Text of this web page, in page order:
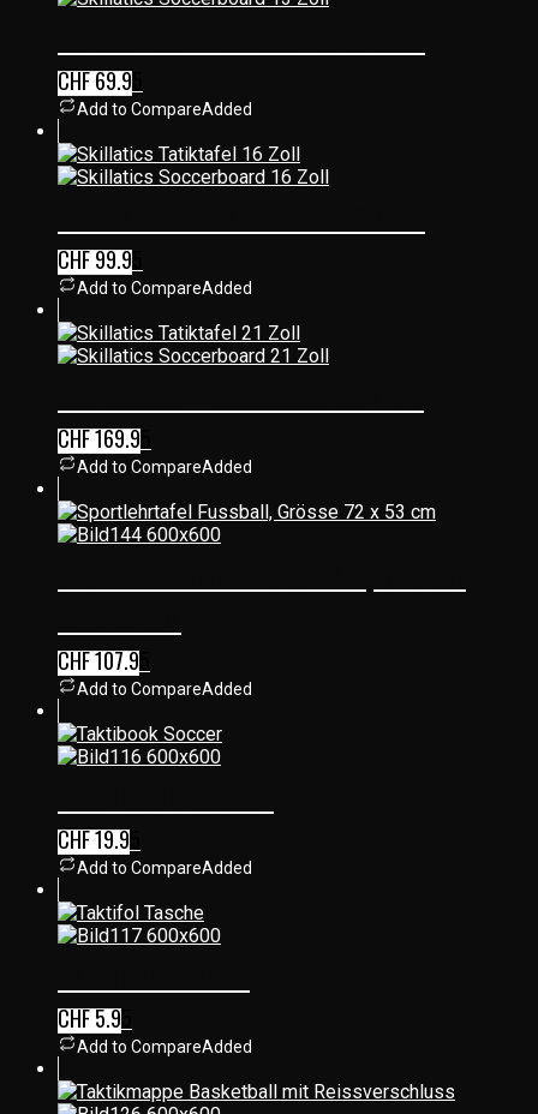
CHF69.95
Add to CompareAdded
CHF99.95
Add to CompareAdded
CHF169.95
Add to CompareAdded
CHF107.95
Add to CompareAdded
CHF19.95
Add to CompareAdded
CHF5.95
Add to CompareAdded